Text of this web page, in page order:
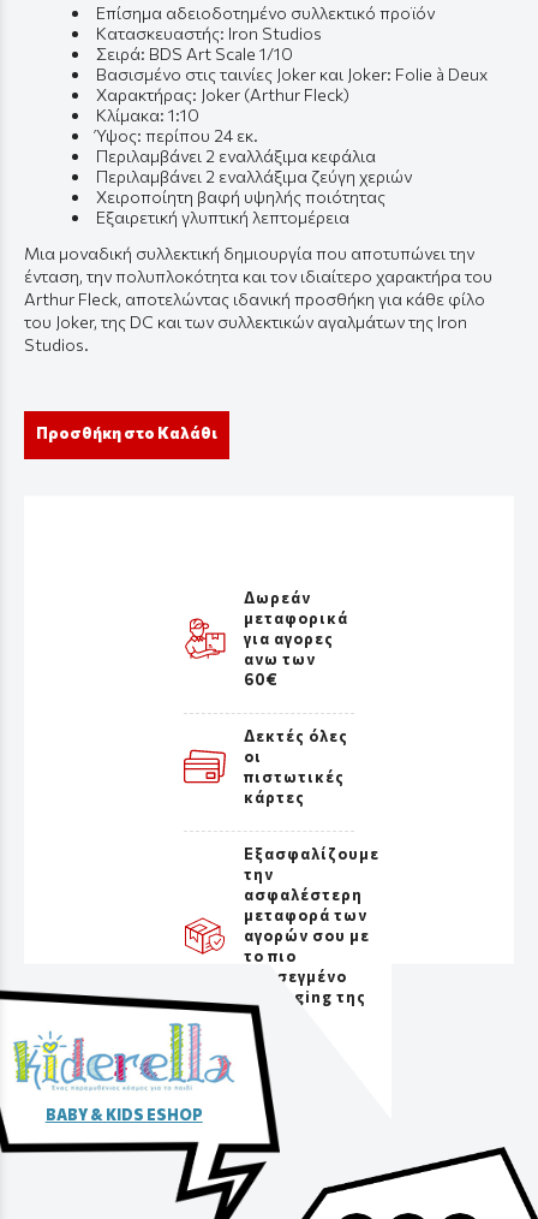
Επίσημα αδειοδοτημένο συλλεκτικό προϊόν
Κατασκευαστής: Iron Studios
Σειρά: BDS Art Scale 1/10
Βασισμένο στις ταινίες Joker και Joker: Folie à Deux
Χαρακτήρας: Joker (Arthur Fleck)
Κλίμακα: 1:10
Ύψος: περίπου 24 εκ.
Περιλαμβάνει 2 εναλλάξιμα κεφάλια
Περιλαμβάνει 2 εναλλάξιμα ζεύγη χεριών
Χειροποίητη βαφή υψηλής ποιότητας
Εξαιρετική γλυπτική λεπτομέρεια
Μια μοναδική συλλεκτική δημιουργία που αποτυπώνει την
ένταση, την πολυπλοκότητα και τον ιδιαίτερο χαρακτήρα του
Arthur Fleck, αποτελώντας ιδανική προσθήκη για κάθε φίλο
του Joker, της DC και των συλλεκτικών αγαλμάτων της Iron
Studios.
Προσθήκη στο Καλάθι
Δωρεάν
μεταφορικά
για αγορες
ανω των
60€
Δεκτές όλες
οι
πιστωτικές
κάρτες
Εξασφαλίζουμε
την
ασφαλέστερη
μεταφορά των
αγορών σου με
το πιο
προσεγμένο
packaging της
αγοράς
BABY & KIDS ESHOP